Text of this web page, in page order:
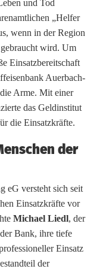
und Tod
„Helfer
wenn in der Region
wird. Um
Einsatzbereitschaft
Auerbach-
Arme. Mit einer
das Geldinstitut
die Einsatzkräfte.
der
eG versteht sich seit
Einsatzkräfte vor
Michael Liedl, der
Bank, ihre tiefe
Einsatz
der